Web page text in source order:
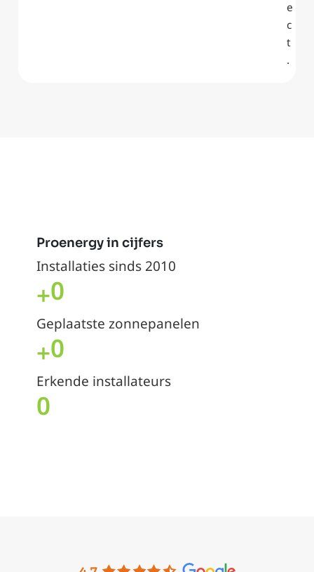
e
c
t
.
Proenergy in cijfers
Installaties sinds 2010
+0
Geplaatste zonnepanelen
+0
Erkende installateurs
0